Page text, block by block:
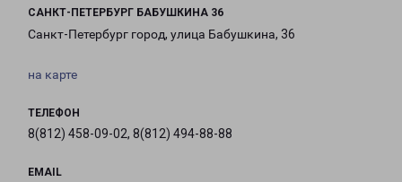
САНКТ-ПЕТЕРБУРГ БАБУШКИНА 36
Санкт-Петербург город, улица Бабушкина, 36
на карте
ТЕЛЕФОН
8(812) 458-09-02, 8(812) 494-88-88
EMAIL